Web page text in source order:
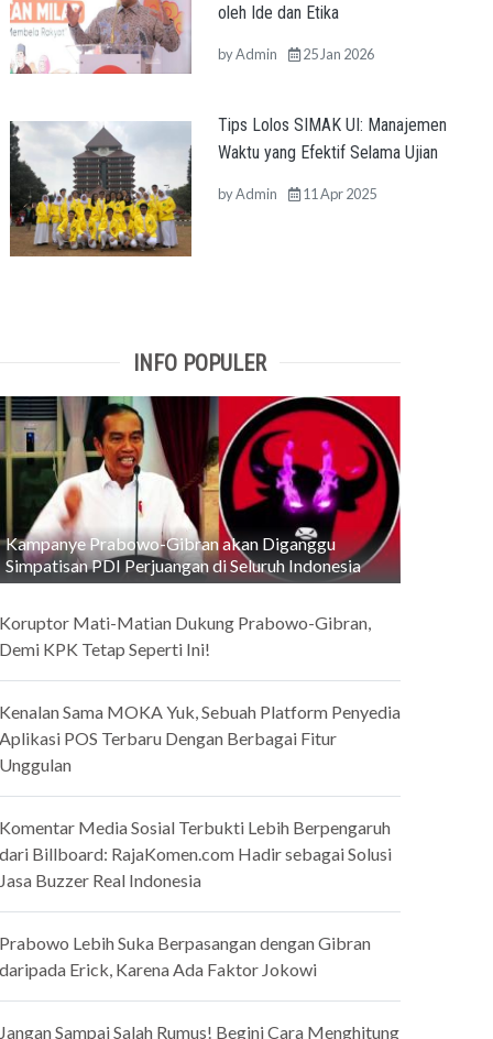
oleh Ide dan Etika
byAdmin 25 Jan 2026
Tips Lolos SIMAK UI: Manajemen
Waktu yang Efektif Selama Ujian
byAdmin 11 Apr 2025
INFO POPULER
Kampanye Prabowo-Gibran akan Diganggu
Simpatisan PDI Perjuangan di Seluruh Indonesia
Mati-Matian Dukung Prabowo-Gibran,
KPK Tetap Seperti Ini!
Sama MOKA Yuk, Sebuah Platform Penyedia
POS Terbaru Dengan Berbagai Fitur
Media Sosial Terbukti Lebih Berpengaruh
Billboard: RajaKomen.com Hadir sebagai Solusi
Buzzer Real Indonesia
Lebih Suka Berpasangan dengan Gibran
Erick, Karena Ada Faktor Jokowi
Sampai Salah Rumus! Begini Cara Menghitung